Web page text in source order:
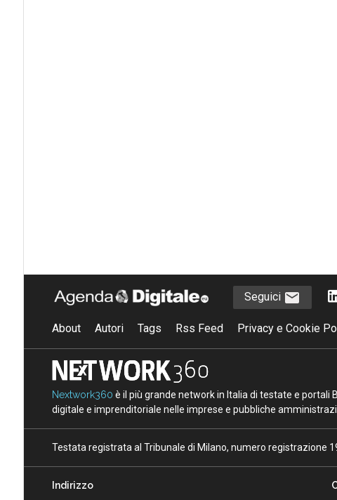
Seguici
About Autori Tags Rss Feed Privacy e Cookie
Nextwork360 è il più grande network in Italia di testate e portali
digitale e imprenditoriale nelle imprese e pubbliche
Testata registrata al Tribunale di Milano, numero registrazione
Indirizzo